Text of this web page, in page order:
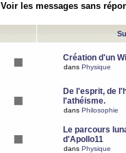
Voir les messages sans
Création d'un
dans Physique
De l'esprit, de
l'athéisme.
dans Philosophie
Le parcours
d'Apollo11
dans Physique